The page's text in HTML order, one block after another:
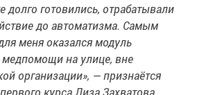
долго готовились, отрабатывали
до автоматизма. Самым
меня оказался модуль
медпомощи на улице, вне
организации», — признаётся
курса Лиза Захватова.